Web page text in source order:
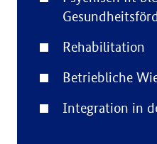
Rehabilitation
Betriebliche
Integration in